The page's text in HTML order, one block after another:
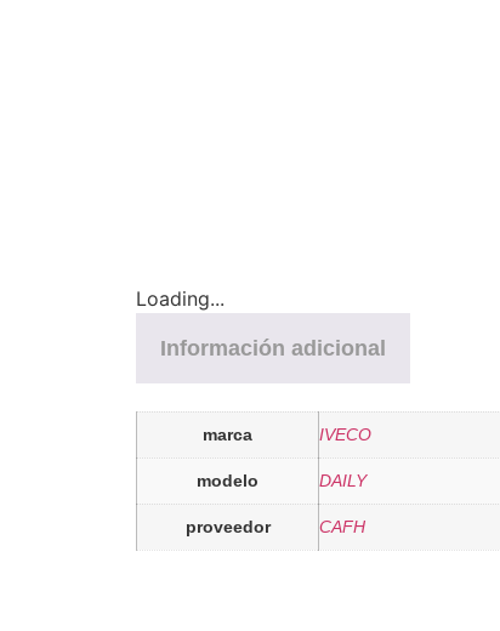
Loading...
Información adicional
marca IVECO
modelo DAILY
proveedor CAFH